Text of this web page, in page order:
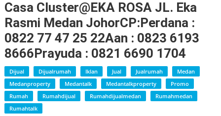
Casa Cluster@EKA ROSA JL. Eka
Rasmi Medan JohorCP:Perdana :
0822 77 47 25 22Aan : 0823 6193
8666Prayuda : 0821 6690 1704
Dijual Dijualrumah Iklan Jual Jualrumah
Medan
Medanproperty
Medantalk Medantalkproperty
Promo
Rumah
Rumahdijual Rumahdijualmedan
Rumahmedan
Rumahtalk